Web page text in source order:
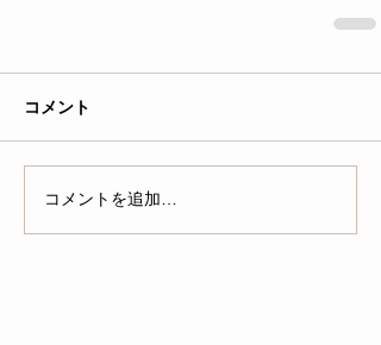
コメント
コメントを追加…